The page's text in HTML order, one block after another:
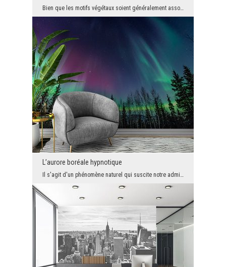
Bien que les motifs végétaux soient généralement associés à une verdure juteuse, les tendances mo...
L’aurore boréale hypnotique
Il s'agit d'un phénomène naturel qui suscite notre admiration et une grande fascination, probable...